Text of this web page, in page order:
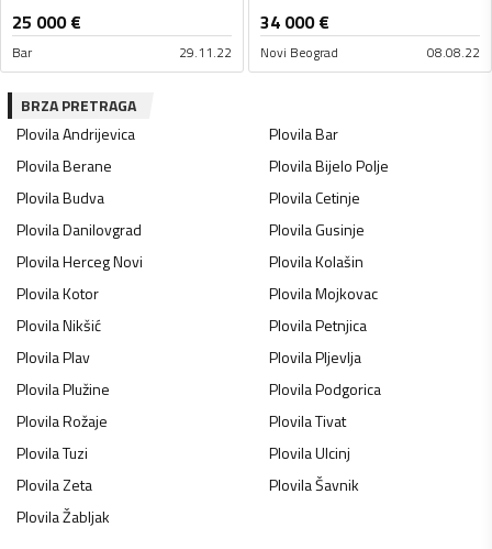
25 000€
Bar 29.11.22
34 000€
Novi Beograd 08.08.22
BRZA PRETRAGA
PlovilaAndrijevica PlovilaBar
PlovilaBerane PlovilaBijelo Polje
PlovilaBudva PlovilaCetinje
PlovilaDanilovgrad PlovilaGusinje
PlovilaHerceg Novi PlovilaKolašin
PlovilaKotor PlovilaMojkovac
PlovilaNikšić PlovilaPetnjica
PlovilaPlav PlovilaPljevlja
PlovilaPlužine PlovilaPodgorica
PlovilaRožaje PlovilaTivat
PlovilaTuzi PlovilaUlcinj
PlovilaZeta PlovilaŠavnik
PlovilaŽabljak